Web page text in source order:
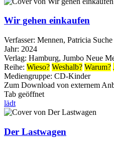
Wir gehen einkaufen
Verfasser: Mennen, Patricia
Jahr: 2024
Verlag: Hamburg, Jumbo Neue
Reihe: Wieso? Weshalb? Warum?
Mediengruppe: CD-Kinder
Zum Download von externem
Tab geöffnet
lädt
Der Lastwagen